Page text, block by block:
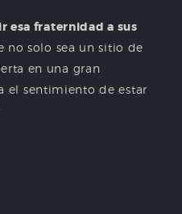
esa fraternidad a sus
no solo sea un sitio de
en una gran
el sentimiento de estar